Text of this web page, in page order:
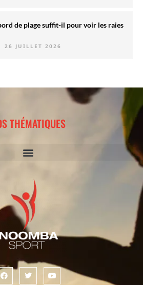
de plage suffit-il pour voir les raies
26 JUILLET 2026
THÉMATIQUES